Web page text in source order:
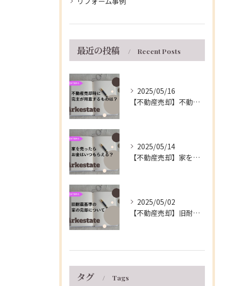
最近の投稿 Recent Posts
2025/05/16
【不動産売却】不動産の売買契約時に売主が用意するもの～伊丹市の不動産会社～
2025/05/14
【不動産売却】家を売ったらお金はいつもらえる？～伊丹市の不動産会社～
2025/05/02
【不動産売却】旧耐震基準の家の売却について～伊丹市の不動産会社～
タグ Tags